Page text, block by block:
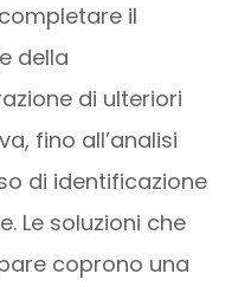
il
della
di ulteriori
fino all’analisi
di identificazione
Le soluzioni che
coprono una